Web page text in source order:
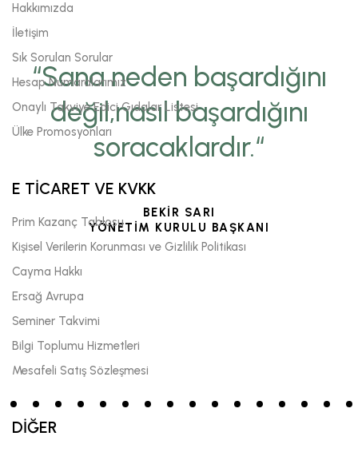
“Sana neden başardığını
değil,nasıl başardığını
soracaklardır.“
BEKİR SARI
YÖNETİM KURULU BAŞKANI
Hakkımızda
İletişim
Sık Sorulan Sorular
Hesap Numaralarımız
Onaylı Takviye Edici Gıdalar Listesi
Ülke Promosyonları
E TİCARET VE KVKK
Prim Kazanç Tablosu
Kişisel Verilerin Korunması ve Gizlilik Politikası
Cayma Hakkı
Ersağ Avrupa
Seminer Takvimi
Bilgi Toplumu Hizmetleri
Mesafeli Satış Sözleşmesi
DİĞER